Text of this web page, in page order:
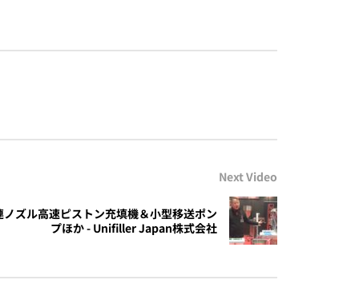
Next Video
ズル高速ピストン充填機＆小型移送ポン
プほか - Unifiller Japan株式会社